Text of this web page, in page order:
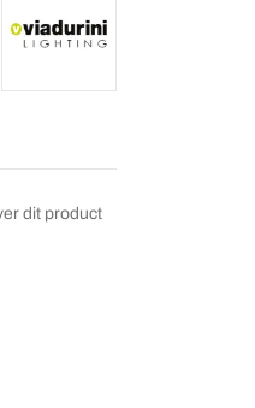
dit product